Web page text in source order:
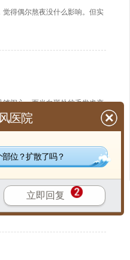
得偶尔熬夜没什么影响。但实
闹心，而当白斑处的毛发也变
色，却突然遭遇病情反复，这
医院
位？扩散了吗？
立即回复